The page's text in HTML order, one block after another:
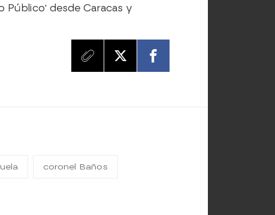
Público' desde Caracas y
coronel Baños